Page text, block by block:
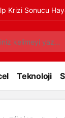
Krizi Sonucu
Teknoloji